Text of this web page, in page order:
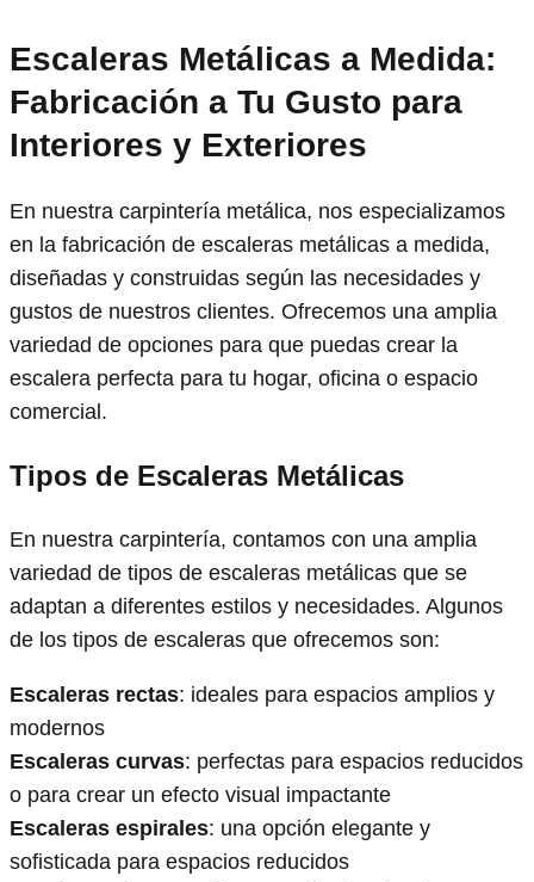
Escaleras Metálicas a Medida:
Fabricación a Tu Gusto para
Interiores y Exteriores
En nuestra carpintería metálica, nos especializamos
en la fabricación de escaleras metálicas a medida,
diseñadas y construidas según las necesidades y
gustos de nuestros clientes. Ofrecemos una amplia
variedad de opciones para que puedas crear la
escalera perfecta para tu hogar, oficina o espacio
comercial.
Tipos de Escaleras Metálicas
En nuestra carpintería, contamos con una amplia
variedad de tipos de escaleras metálicas que se
adaptan a diferentes estilos y necesidades. Algunos
de los tipos de escaleras que ofrecemos son:
Escaleras rectas: ideales para espacios amplios y
modernos
Escaleras curvas: perfectas para espacios reducidos
o para crear un efecto visual impactante
Escaleras espirales: una opción elegante y
sofisticada para espacios reducidos